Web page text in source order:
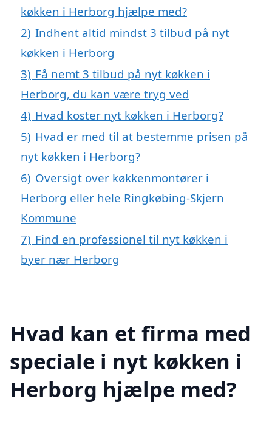
køkken i Herborg hjælpe med?
2) Indhent altid mindst 3 tilbud på nyt
køkken i Herborg
3) Få nemt 3 tilbud på nyt køkken i
Herborg, du kan være tryg ved
4) Hvad koster nyt køkken i Herborg?
5) Hvad er med til at bestemme prisen på
nyt køkken i Herborg?
6) Oversigt over køkkenmontører i
Herborg eller hele Ringkøbing-Skjern
Kommune
7) Find en professionel til nyt køkken i
byer nær Herborg
Hvad kan et firma med
speciale i nyt køkken i
Herborg hjælpe med?